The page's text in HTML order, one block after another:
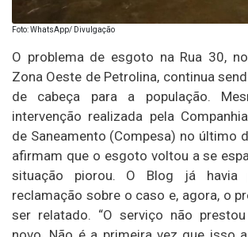
Foto: WhatsApp/ Divulgação
O problema de esgoto na Rua 30,
Zona Oeste de Petrolina, continua
de cabeça para a população.
intervenção realizada pela
de Saneamento (Compesa) no último
afirmam que o esgoto voltou a se
situação piorou. O Blog já havia
reclamação sobre o caso e, agora, o
ser relatado. “O serviço não